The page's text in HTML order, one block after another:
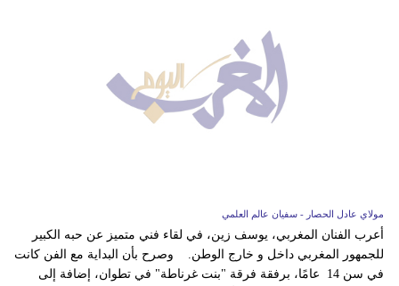
مولاي عادل الحصار - سفيان عالم العلمي
أعرب الفنان المغربي، يوسف زين، في لقاء فني متميز عن حبه الكبير
للجمهور المغربي داخل و خارج الوطن. وصرح بأن البداية مع الفن كانت
في سن 14 عامًا، برفقة فرقة "بنت غرناطة" في تطوان، إضافة إلى